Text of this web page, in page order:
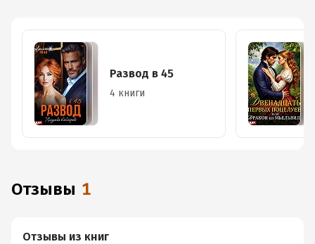
Развод в 45
4 книги
Отзывы 1
Отзывы из книг